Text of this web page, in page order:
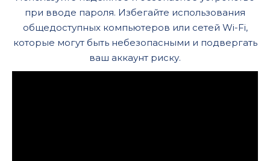
при вводе пароля. Избегайте использования
общедоступных компьютеров или сетей Wi-Fi,
которые могут быть небезопасными и подвергать
ваш аккаунт риску.